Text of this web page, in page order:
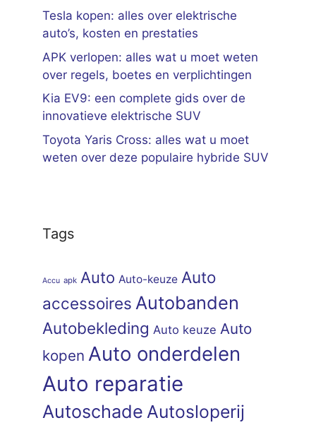
Tesla kopen: alles over elektrische
auto’s, kosten en prestaties
APK verlopen: alles wat u moet weten
over regels, boetes en verplichtingen
Kia EV9: een complete gids over de
innovatieve elektrische SUV
Toyota Yaris Cross: alles wat u moet
weten over deze populaire hybride SUV
Tags
Accu apk Auto Auto-keuze Auto
accessoires Autobanden
Autobekleding Auto keuze Auto
kopen Auto onderdelen
Auto reparatie
Autoschade Autosloperij